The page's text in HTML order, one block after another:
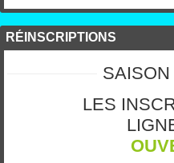
RÉINSCRIPTIONS
SAISON
LES